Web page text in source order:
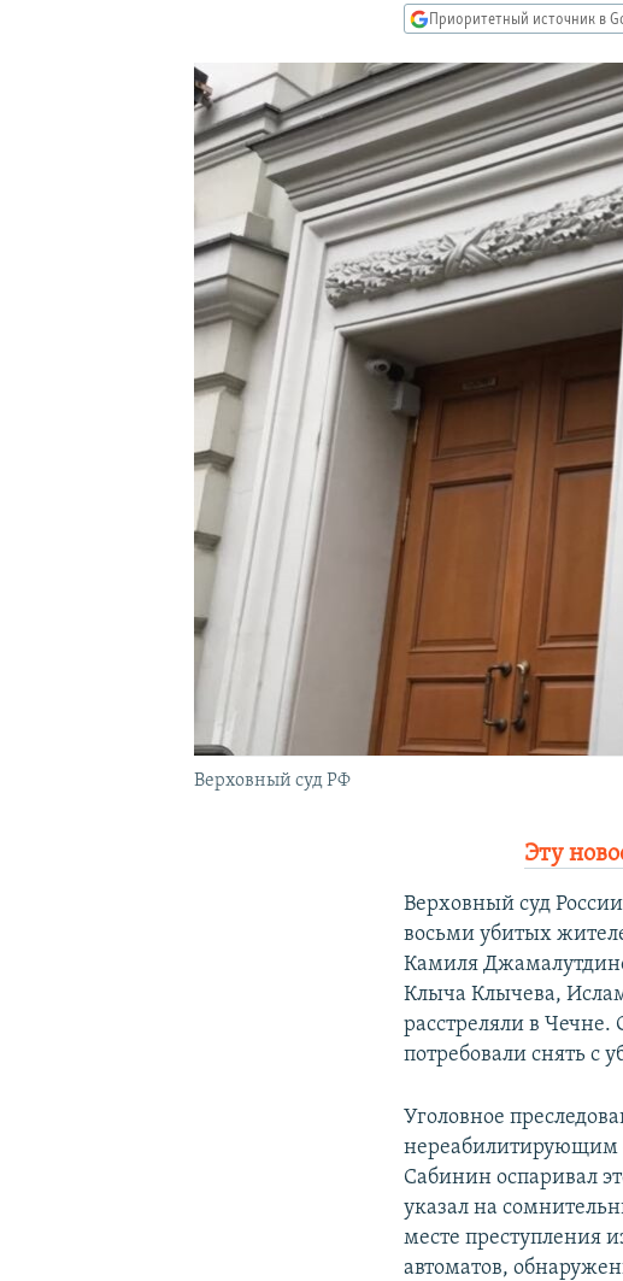
Приоритетный источник в
Верховный суд РФ
Эту
Верховный суд
восьми убитых
Камиля
Клыча Клычева,
расстреляли в
потребовали снять с
Уголовное
нереабилитирующим
Сабинин оспаривал
указал на
месте преступления
автоматов,